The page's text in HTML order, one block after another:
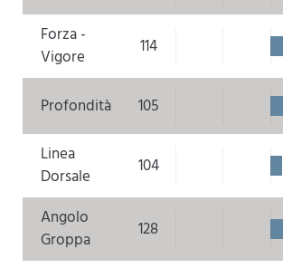
Forza -
Vigore
114
Profondità
105
Linea
Dorsale
104
Angolo
Groppa
128